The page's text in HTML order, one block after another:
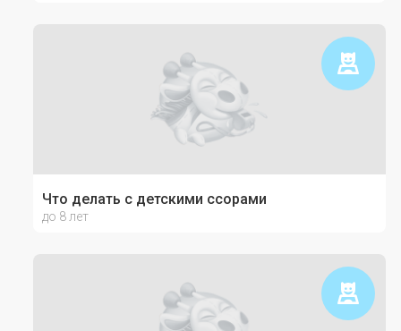
Что делать с детскими ссорами
до 8 лет